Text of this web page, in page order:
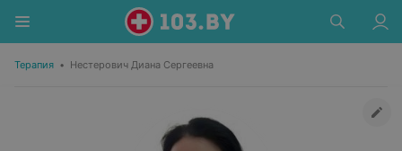
Терапия • Нестерович Диана Сергеевна